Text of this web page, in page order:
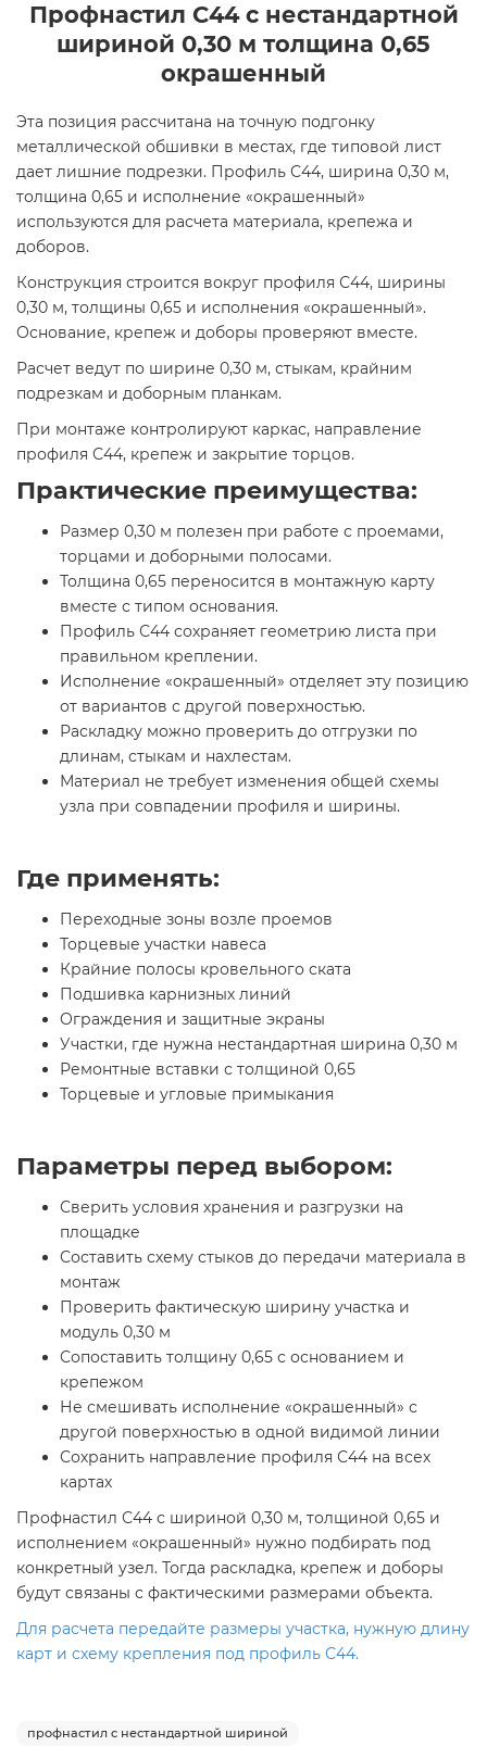
Профнастил С44 с нестандартной
шириной 0,30 м толщина 0,65
окрашенный
Эта позиция рассчитана на точную подгонку
металлической обшивки в местах, где типовой лист
дает лишние подрезки. Профиль С44, ширина 0,30 м,
толщина 0,65 и исполнение «окрашенный»
используются для расчета материала, крепежа и
доборов.
Конструкция строится вокруг профиля С44, ширины
0,30 м, толщины 0,65 и исполнения «окрашенный».
Основание, крепеж и доборы проверяют вместе.
Расчет ведут по ширине 0,30 м, стыкам, крайним
подрезкам и доборным планкам.
При монтаже контролируют каркас, направление
профиля С44, крепеж и закрытие торцов.
Практические преимущества:
Размер 0,30 м полезен при работе с проемами,
торцами и доборными полосами.
Толщина 0,65 переносится в монтажную карту
вместе с типом основания.
Профиль С44 сохраняет геометрию листа при
правильном креплении.
Исполнение «окрашенный» отделяет эту позицию
от вариантов с другой поверхностью.
Раскладку можно проверить до отгрузки по
длинам, стыкам и нахлестам.
Материал не требует изменения общей схемы
узла при совпадении профиля и ширины.
Где применять:
Переходные зоны возле проемов
Торцевые участки навеса
Крайние полосы кровельного ската
Подшивка карнизных линий
Ограждения и защитные экраны
Участки, где нужна нестандартная ширина 0,30 м
Ремонтные вставки с толщиной 0,65
Торцевые и угловые примыкания
Параметры перед выбором:
Сверить условия хранения и разгрузки на
площадке
Составить схему стыков до передачи материала в
монтаж
Проверить фактическую ширину участка и
модуль 0,30 м
Сопоставить толщину 0,65 с основанием и
крепежом
Не смешивать исполнение «окрашенный» с
другой поверхностью в одной видимой линии
Сохранить направление профиля С44 на всех
картах
Профнастил С44 с шириной 0,30 м, толщиной 0,65 и
исполнением «окрашенный» нужно подбирать под
конкретный узел. Тогда раскладка, крепеж и доборы
будут связаны с фактическими размерами объекта.
Для расчета передайте размеры участка, нужную длину
карт и схему крепления под профиль С44.
профнастил с нестандартной шириной